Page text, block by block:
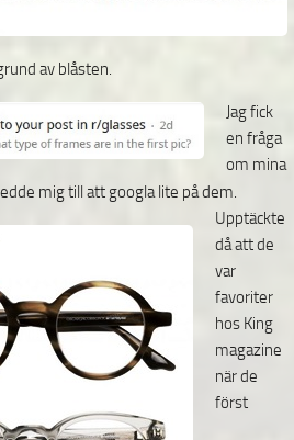
av blåsten.
Jag fick
en fråga
om mina
mig till att googla lite på dem.
Upptäckte
då att de
var
favoriter
hos King
magazine
när de
först